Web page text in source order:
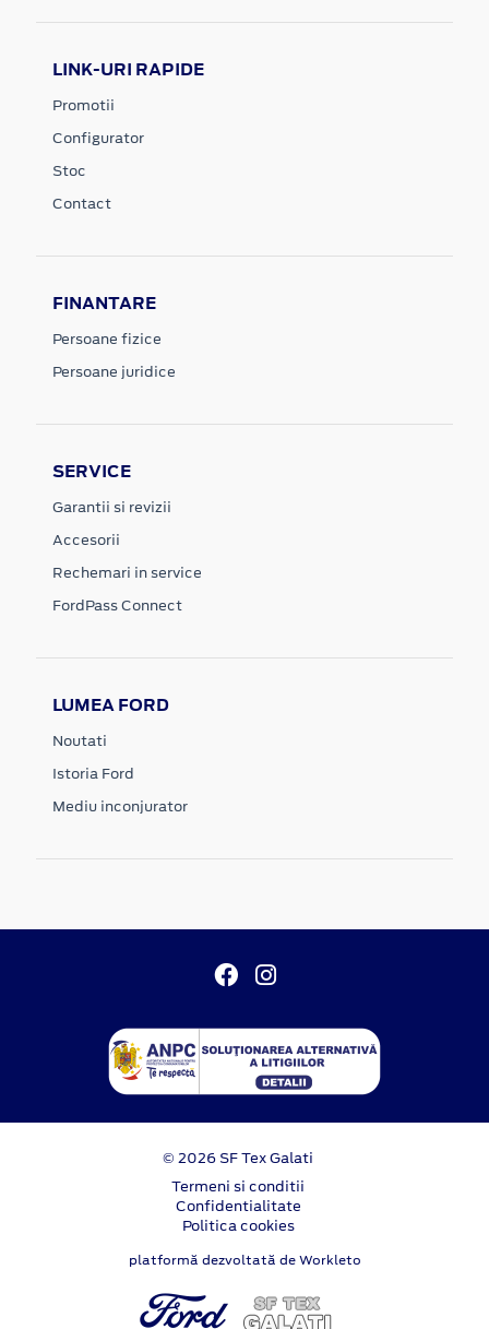
LINK-URI RAPIDE
Promotii
Configurator
Stoc
Contact
FINANTARE
Persoane fizice
Persoane juridice
SERVICE
Garantii si revizii
Accesorii
Rechemari in service
FordPass Connect
LUMEA FORD
Noutati
Istoria Ford
Mediu inconjurator
© 2026 SF Tex Galati
Termeni si conditii
Confidentialitate
Politica cookies
platformă dezvoltată de Workleto